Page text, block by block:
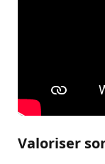
Valoriser